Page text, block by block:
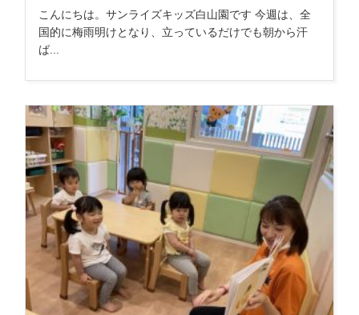
こんにちは。サンライズキッズ白山園です 今週は、全
国的に梅雨明けとなり、立っているだけでも朝から汗
ば...